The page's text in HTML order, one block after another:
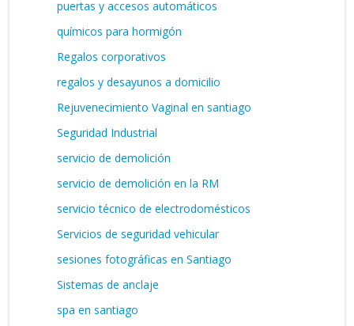
puertas y accesos automáticos
químicos para hormigón
Regalos corporativos
regalos y desayunos a domicilio
Rejuvenecimiento Vaginal en santiago
Seguridad Industrial
servicio de demolición
servicio de demolición en la RM
servicio técnico de electrodomésticos
Servicios de seguridad vehicular
sesiones fotográficas en Santiago
Sistemas de anclaje
spa en santiago